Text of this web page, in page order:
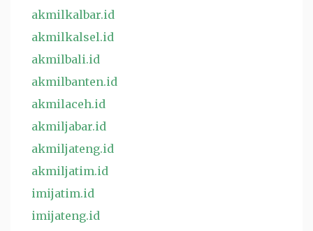
akmilkalbar.id
akmilkalsel.id
akmilbali.id
akmilbanten.id
akmilaceh.id
akmiljabar.id
akmiljateng.id
akmiljatim.id
imijatim.id
imijateng.id